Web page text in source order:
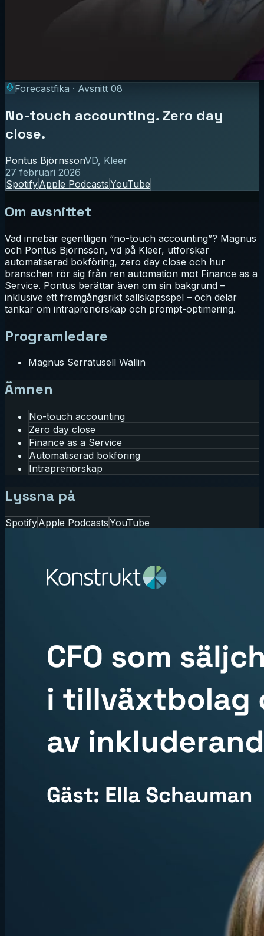
Forecastfika · Avsnitt 08
No-touch accounting. Zero day
close.
Pontus BjörnssonVD, Kleer
27 februari 2026
SpotifyApple PodcastsYouTube
Om avsnittet
Vad innebär egentligen “no-touch accounting”? Magnus
och Pontus Björnsson, vd på Kleer, utforskar
automatiserad bokföring, zero day close och hur
branschen rör sig från ren automation mot Finance as a
Service. Pontus berättar även om sin bakgrund –
inklusive ett framgångsrikt sällskapsspel – och delar
tankar om intraprenörskap och prompt-optimering.
Programledare
Magnus Serratusell Wallin
Ämnen
No-touch accounting
Zero day close
Finance as a Service
Automatiserad bokföring
Intraprenörskap
Lyssna på
SpotifyApple PodcastsYouTube